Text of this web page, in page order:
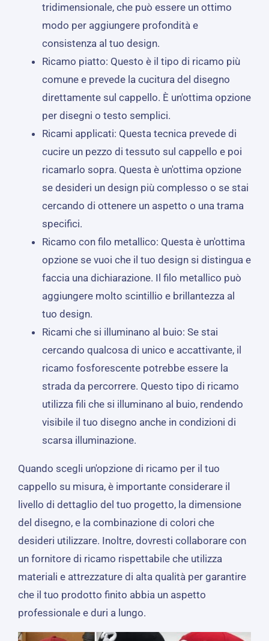
tridimensionale, che può essere un ottimo
modo per aggiungere profondità e
consistenza al tuo design.
Ricamo piatto: Questo è il tipo di ricamo più
comune e prevede la cucitura del disegno
direttamente sul cappello. È un'ottima opzione
per disegni o testo semplici.
Ricami applicati: Questa tecnica prevede di
cucire un pezzo di tessuto sul cappello e poi
ricamarlo sopra. Questa è un'ottima opzione
se desideri un design più complesso o se stai
cercando di ottenere un aspetto o una trama
specifici.
Ricamo con filo metallico: Questa è un'ottima
opzione se vuoi che il tuo design si distingua e
faccia una dichiarazione. Il filo metallico può
aggiungere molto scintillio e brillantezza al
tuo design.
Ricami che si illuminano al buio: Se stai
cercando qualcosa di unico e accattivante, il
ricamo fosforescente potrebbe essere la
strada da percorrere. Questo tipo di ricamo
utilizza fili che si illuminano al buio, rendendo
visibile il tuo disegno anche in condizioni di
scarsa illuminazione.
Quando scegli un'opzione di ricamo per il tuo
cappello su misura, è importante considerare il
livello di dettaglio del tuo progetto, la dimensione
del disegno, e la combinazione di colori che
desideri utilizzare. Inoltre, dovresti collaborare con
un fornitore di ricamo rispettabile che utilizza
materiali e attrezzature di alta qualità per garantire
che il tuo prodotto finito abbia un aspetto
professionale e duri a lungo.